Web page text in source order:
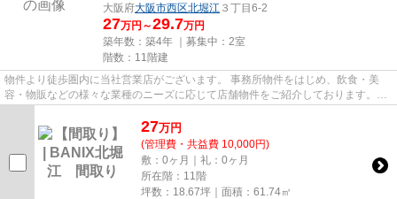
大阪府大阪市西区北堀江 ３丁目6-2
27万円～29.7万円
築年数：築4年 ｜募集中： 2室
階数：11階建
物件より徒歩圏内に当社営業店がございます。 事務所物件をはじめ、飲食・美
容・物販などの様々な業種のニーズに応じて店舗物件をご紹介しております。
尚、弊社ではおとり広告は一切...
27万円
(管理費・共益費 10,000円)
敷：0ヶ月｜礼：0ヶ月
所在階：11階
坪数：18.67坪｜面積：61.74㎡